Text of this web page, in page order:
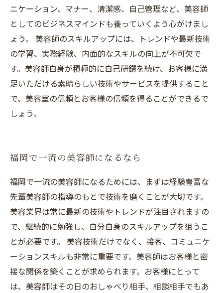
ニケーション、マナー、清潔感、自己管理など、美容師
としてのビジネスマインドも養っていくよう心がけまし
ょう。 美容師のスキルアップには、トレンドや最新技術
の学習、実務経験、内面的なスキルの向上が不可欠で
す。美容師自身が積極的に自己研鑽を続け、お客様に満
足いただける素晴らしい技術やサービスを提供すること
で、美容室の信頼とお客様の信頼を得ることができるで
しょう。
福岡で一流の美容師になるなら
福岡で一流の美容師になるためには、まずは経験豊富な
先輩美容師の指導のもとで技術を磨くことが大切です。
美容業界は常に最新の技術やトレンドが注目されますの
で、継続的に勉強し、自分自身のスキルアップを狙うこ
とが必要です。 美容技術だけでなく、接客、コミュニケ
ーションスキルも非常に重要です。美容師はお客様と密
接な関係を築くことが求められます。お客様にとって
は、美容師はその日のおしゃべり相手、相談相手でもあ